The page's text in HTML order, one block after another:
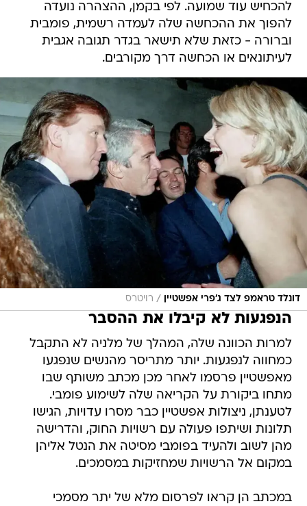
להכחיש עוד שמועה. לפי בקמן, ההצהרה נועדה
להפוך את ההכחשה שלה לעמדה רשמית, פומבית
וברורה - כזאת שלא תישאר בגדר תגובה אגבית
לעיתונאים או הכחשה דרך מקורבים.
דונלד טראמפ לצד ג'פרי אפשטיין / רויטרס
הנפגעות לא קיבלו את ההסבר
למרות הכוונה שלה, המהלך של מלניה לא התקבל
כמחווה לנפגעות. יותר מתריסר מהנשים שנפגעו
מאפשטיין פרסמו לאחר מכן מכתב משותף שבו
מתחו ביקורת על הקריאה שלה לשימוע פומבי.
לטענתן, ניצולות אפשטיין כבר מסרו עדויות, הגישו
תלונות ושיתפו פעולה עם רשויות החוק, והדרישה
מהן לשוב ולהעיד בפומבי מסיטה את הנטל אליהן
במקום אל הרשויות שמחזיקות במסמכים.
במכתב הן קראו לפרסום מלא של יתר מסמכי